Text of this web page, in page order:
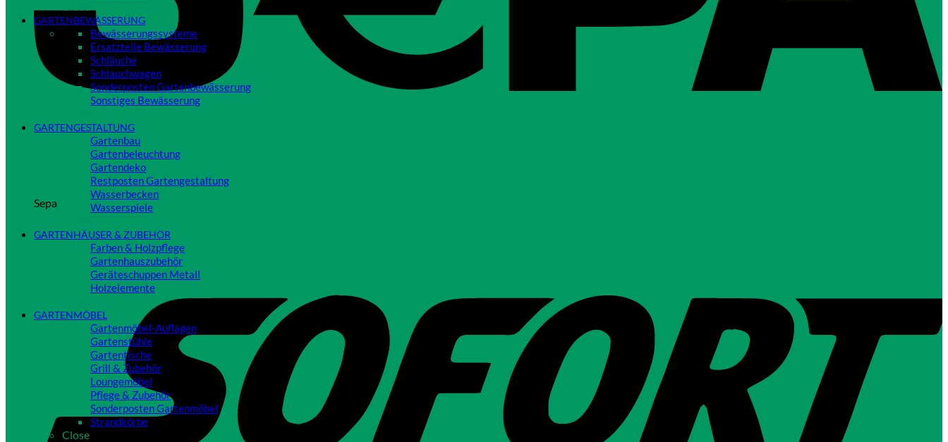
Sepa
GARTENBEWÄSSERUNG
Bewässerungssysteme
Ersatzteile Bewässerung
Schläuche
Schlauchwagen
Sonderposten Gartenbewässerung
Sonstiges Bewässerung
GARTENGESTALTUNG
Gartenbau
Gartenbeleuchtung
Gartendeko
Restposten Gartengestaltung
Wasserbecken
Wasserspiele
GARTENHÄUSER & ZUBEHÖR
Farben & Holzpflege
Gartenhauszubehör
Geräteschuppen Metall
Holzelemente
GARTENMÖBEL
Gartenmöbel-Auflagen
Gartenstühle
Gartentische
Grill & Zubehör
Loungemöbel
Pflege & Zubehör
Sonderposten Gartenmöbel
Strandkörbe
Close